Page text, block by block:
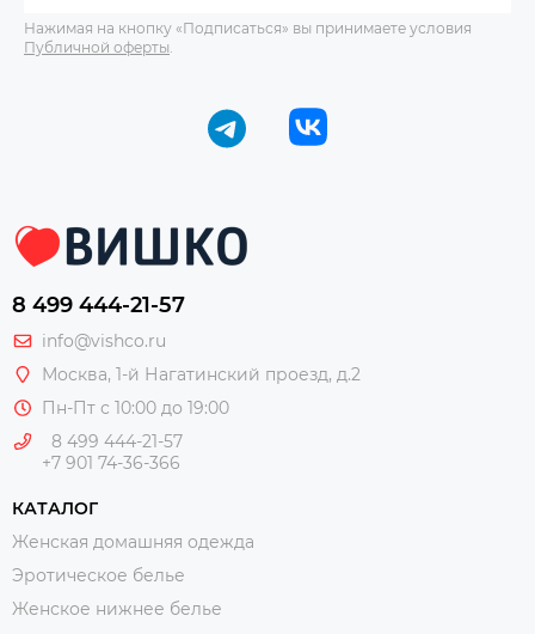
Нажимая на кнопку «Подписаться» вы принимаете условия
Публичной оферты
8 499 444-21-57
info@vishco.ru
Москва, 1-й Нагатинский проезд, д.2
Пн-Пт с 10:00 до 19:00
8 499 444-21-57
+7 901 74-36-366
КАТАЛОГ
Женская домашняя одежда
Эротическое белье
Женское нижнее белье